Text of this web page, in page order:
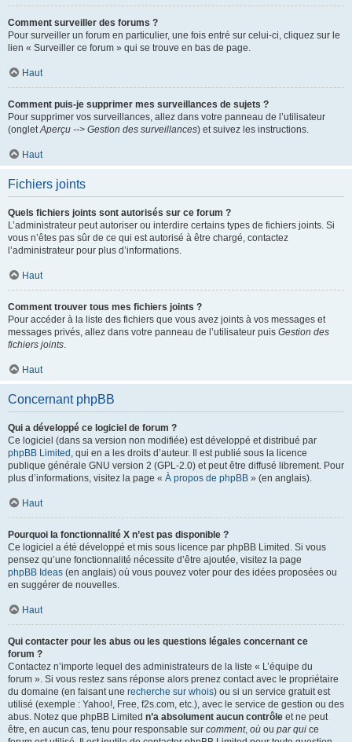
Comment surveiller des forums ?
Pour surveiller un forum en particulier, une fois entré sur celui-ci, cliquez sur le
lien « Surveiller ce forum » qui se trouve en bas de page.
Haut
Comment puis-je supprimer mes surveillances de sujets ?
Pour supprimer vos surveillances, allez dans votre panneau de l’utilisateur
(ongletAperçu --> Gestion des surveillances) et suivez les instructions.
Haut
Fichiers joints
Quels fichiers joints sont autorisés sur ce forum ?
L’administrateur peut autoriser ou interdire certains types de fichiers joints. Si
vous n’êtes pas sûr de ce qui est autorisé à être chargé, contactez
l’administrateur pour plus d’informations.
Haut
Comment trouver tous mes fichiers joints ?
Pour accéder à la liste des fichiers que vous avez joints à vos messages et
messages privés, allez dans votre panneau de l’utilisateur puis Gestion des
fichiers joints.
Haut
Concernant phpBB
Qui a développé ce logiciel de forum ?
Ce logiciel (dans sa version non modifiée) est développé et distribué par
phpBB Limited , qui en a les droits d’auteur. Il est publié sous la licence
publique générale GNU version 2 (GPL-2.0) et peut être diffusé librement. Pour
plus d’informations, visitez la page « À propos de phpBB » (en anglais).
Haut
Pourquoi la fonctionnalité X n’est pas disponible ?
Ce logiciel a été développé et mis sous licence par phpBB Limited. Si vous
pensez qu’une fonctionnalité nécessite d’être ajoutée, visitez la page
phpBB Ideas (en anglais) où vous pouvez voter pour des idées proposées ou
en suggérer de nouvelles.
Haut
Qui contacter pour les abus ou les questions légales concernant ce
forum ?
Contactez n’importe lequel des administrateurs de la liste « L’équipe du
forum ». Si vous restez sans réponse alors prenez contact avec le propriétaire
du domaine (en faisant une recherche sur whois) ou si un service gratuit est
utilisé (exemple : Yahoo!, Free, f2s.com, etc.), avec le service de gestion ou des
abus. Notez que phpBB Limited n’a absolument aucun contrôle et ne peut
être, en aucun cas, tenu pour responsable sur comment, où ou par qui ce